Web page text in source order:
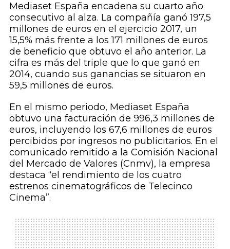
Mediaset España encadena su cuarto año
consecutivo al alza. La compañía ganó 197,5
millones de euros en el ejercicio 2017, un
15,5% más frente a los 171 millones de euros
de beneficio que obtuvo el año anterior. La
cifra es más del triple que lo que ganó en
2014, cuando sus ganancias se situaron en
59,5 millones de euros.
En el mismo periodo, Mediaset España
obtuvo una facturación de 996,3 millones de
euros, incluyendo los 67,6 millones de euros
percibidos por ingresos no publicitarios. En el
comunicado remitido a la Comisión Nacional
del Mercado de Valores (Cnmv), la empresa
destaca “el rendimiento de los cuatro
estrenos cinematográficos de Telecinco
Cinema”.